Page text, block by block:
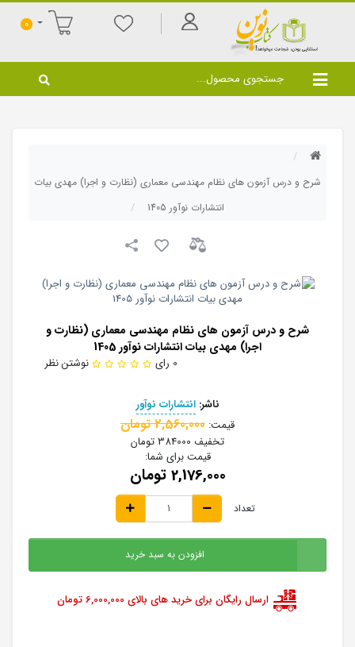
0
شرح و درس آزمون های نظام مهندسی معماری (نظارت و اجرا) مهدی بیات
انتشارات نوآور 1405
شرح و درس آزمون های نظام مهندسی معماری (نظارت و
اجرا) مهدی بیات انتشارات نوآور 1405
0 رای نوشتن نظر
ناشر:انتشارات نوآور
قیمت: 2,560,000 تومان
تخفیف 384000 تومان
قیمت برای شما:
2,176,000 تومان
تعداد
افزودن به سبد خرید
ارسال رایگان برای خرید های بالای 6,000,000 تومان